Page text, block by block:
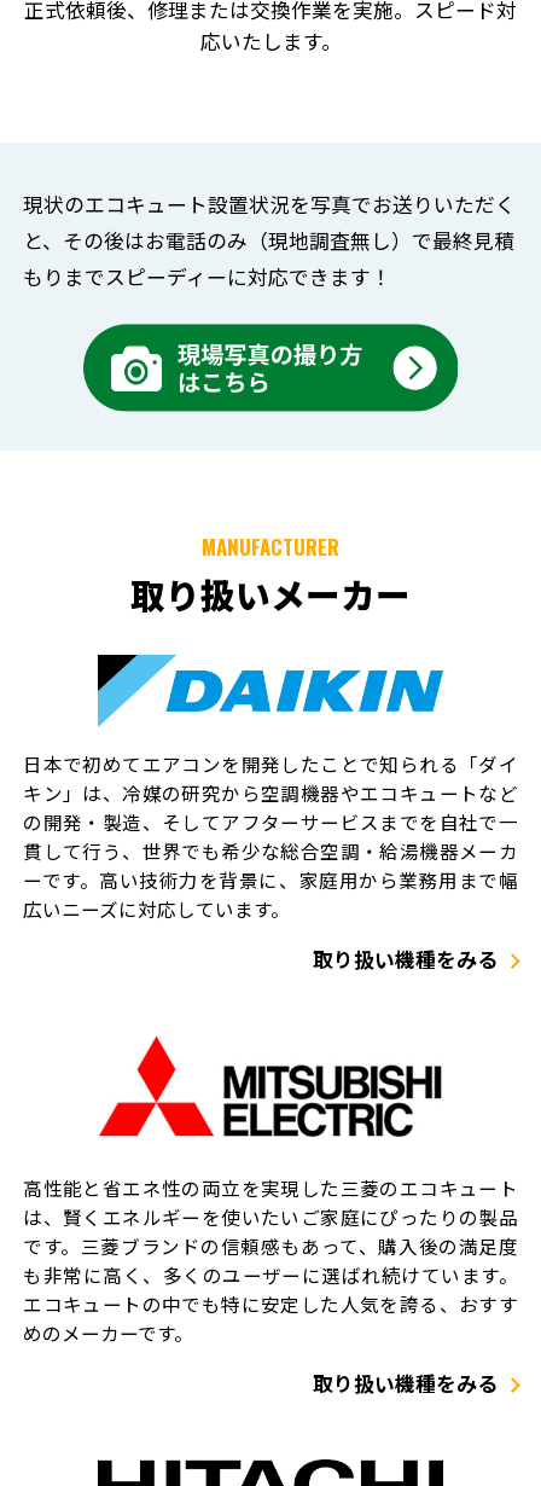
正式依頼後、修理または交換作業を実施。スピード対
応いたします。
現状のエコキュート設置状況を写真でお送りいただく
と、 その後はお電話のみ（現地調査無し）で最終見積
もりまでスピーディーに対応できます！
MANUFACTURER
取り扱いメーカー
日本で初めてエアコンを開発したことで知られる「ダイ
キン」は、冷媒の研究から空調機器やエコキュートなど
の開発・製造、そしてアフターサービスまでを自社で一
貫して行う、世界でも希少な総合空調・給湯機器メーカ
ーです。高い技術力を背景に、家庭用から業務用まで幅
広いニーズに対応しています。
取り扱い機種をみる
高性能と省エネ性の両立を実現した三菱のエコキュート
は、賢くエネルギーを使いたいご家庭にぴったりの製品
です。三菱ブランドの信頼感もあって、購入後の満足度
も非常に高く、多くのユーザーに選ばれ続けています。
エコキュートの中でも特に安定した人気を誇る、おすす
めのメーカーです。
取り扱い機種をみる